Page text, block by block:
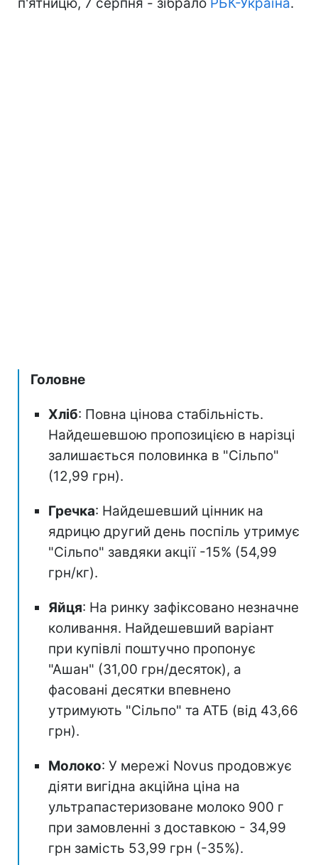
Головне
Хліб: Повна цінова стабільність.
Найдешевшою пропозицією в нарізці
залишається половинка в "Сільпо"
(12,99 грн).
Гречка: Найдешевший цінник на
ядрицю другий день поспіль утримує
"Сільпо" завдяки акції -15% (54,99
грн/кг).
Яйця: На ринку зафіксовано незначне
коливання. Найдешевший варіант
при купівлі поштучно пропонує
"Ашан" (31,00 грн/десяток), а
фасовані десятки впевнено
утримують "Сільпо" та АТБ (від 43,66
грн).
Молоко: У мережі Novus продовжує
діяти вигідна акційна ціна на
ультрапастеризоване молоко 900 г
при замовленні з доставкою - 34,99
грн замість 53,99 грн (-35%).